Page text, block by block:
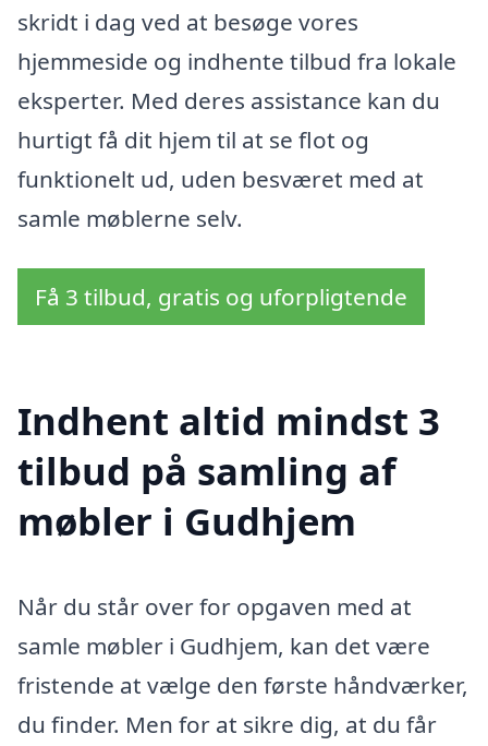
skridt i dag ved at besøge vores
hjemmeside og indhente tilbud fra lokale
eksperter. Med deres assistance kan du
hurtigt få dit hjem til at se flot og
funktionelt ud, uden besværet med at
samle møblerne selv.
Få 3 tilbud, gratis og uforpligtende
Indhent altid mindst 3
tilbud på samling af
møbler i Gudhjem
Når du står over for opgaven med at
samle møbler i Gudhjem, kan det være
fristende at vælge den første håndværker,
du finder. Men for at sikre dig, at du får